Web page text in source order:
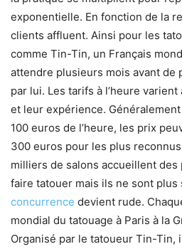
exponentielle. En fonction de la
clients affluent. Ainsi pour les
comme Tin-Tin, un Français
attendre plusieurs mois avant de
par lui. Les tarifs à l’heure
et leur expérience.
100 euros de l’heure, les prix
300 euros pour les plus
milliers de salons accueillent des
faire tatouer mais ils ne sont
concurrence devient rude.
mondial du tatouage à Paris à la
Organisé par le tatoueur Tin-Tin,